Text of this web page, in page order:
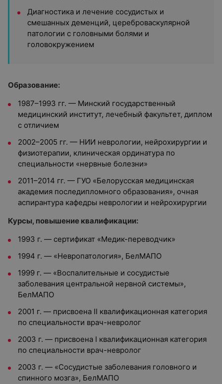
Диагностика и лечение сосудистых и
смешанных деменций, цереброваскулярной
патологии с головными болями и
головокружением
Образование:
1987–1993 гг. — Минский государственный
медицинский институт, лечебный факультет, диплом
с отличием
2002–2005 гг. — НИИ неврологии, нейрохирургии и
физиотерапии, клиническая ординатура по
специальности «нервные болезни»
2011–2014 гг. — ГУО «Белорусская медицинская
академия последипломного образования», очная
аспирантура кафедры неврологии и нейрохирургии
Курсы, повышение квалификации:
1993 г. — сертификат «Медик-переводчик»
1994 г. — «Невропатология», БелМАПО
1999 г. — «Воспалительные и сосудистые
заболевания центральной нервной системы»,
БелМАПО
2001 г. — присвоена II квалификационная категория
по специальности врач-невролог
2003 г. — присвоена I квалификационная категория
по специальности врач-невролог
2003 г. — «Сосудистые заболевания головного и
спинного мозга», БелМАПО